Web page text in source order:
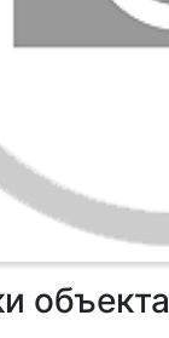
объекта